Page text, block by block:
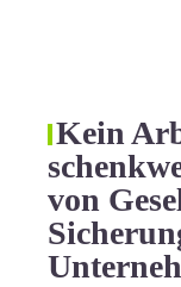
Kein
von